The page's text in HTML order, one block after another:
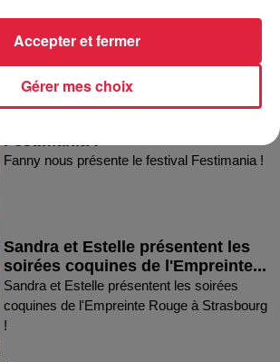
Mann à Wettolsheim !
Thierry du Domaine Wunsch et Mann à
Fanny nous présente le festival Festimania !
Sandra et Estelle présentent les
soirées coquines de l'Empreinte...
Sandra et Estelle présentent les soirées
coquines de l'Empreinte Rouge à Strasbourg
!
Gérer mes choix
Accepter et fermer